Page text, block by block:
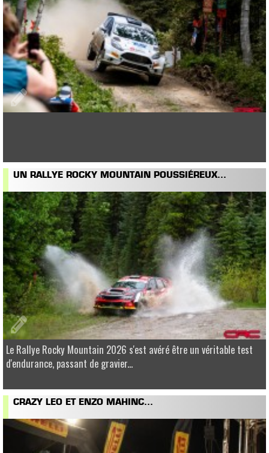
UN RALLYE ROCKY MOUNTAIN POUSSIÉREUX...
Le Rallye Rocky Mountain 2026 s'est avéré être un véritable test
d'endurance, passant de gravier...
CRAZY LEO ET ENZO MAHINC...